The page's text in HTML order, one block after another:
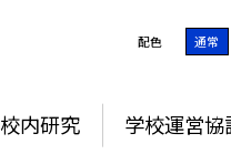
配色 通常
校内研究 学校運営協